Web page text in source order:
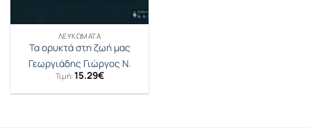
ΛΕΥΚΏΜΑΤΑ
Τα ορυκτά στη ζωή μας
Γεωργιάδης Γιώργος Ν.
Τιμή: 15.29€